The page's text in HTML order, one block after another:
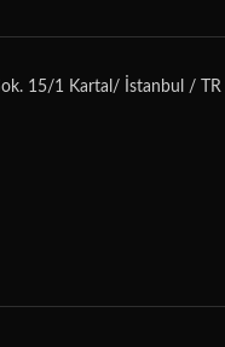
15/1 Kartal/ İstanbul / TR